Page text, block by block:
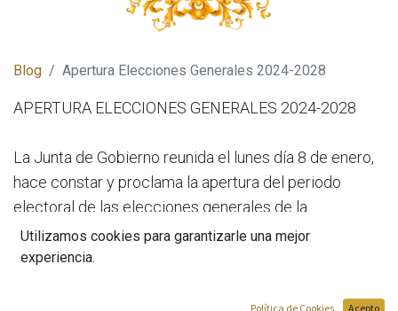
Blog Apertura Elecciones Generales 2024-2028
APERTURA ELECCIONES GENERALES 2024-2028
La Junta de Gobierno reunida el lunes día 8 de enero,
hace constar y proclama la apertura del periodo
electoral de las elecciones generales de la
hermandad para los próximos 4 años, 2024-2028. Tras
esta apertura, la Junta de Gobierno en curso queda
Utilizamos cookies para garantizarle una mejor
experiencia.
Política de Cookies Acepto